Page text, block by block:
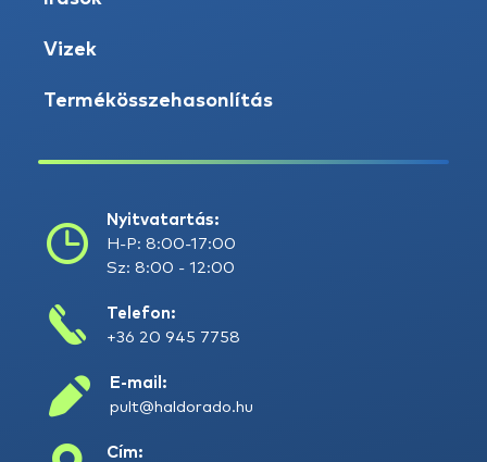
Vizek
Termékösszehasonlítás
Nyitvatartás:
H-P: 8:00-17:00
Sz: 8:00 - 12:00
Telefon:
+36 20 945 7758
E-mail:
pult@haldorado.hu
Cím: